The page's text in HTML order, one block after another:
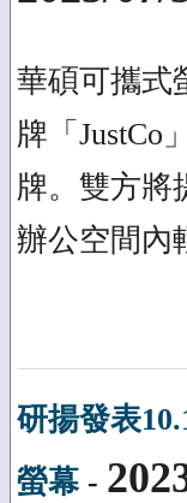
華碩可攜式
牌「JustCo
牌。雙方將
辦公空間內
研揚發表
螢幕-